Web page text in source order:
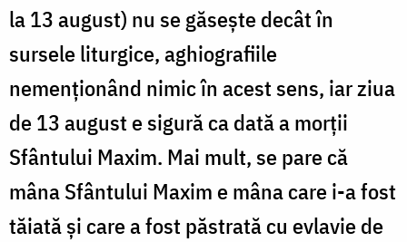
la 13 august) nu se găseşte decât în
sursele liturgice, aghiografiile
nemenţionând nimic în acest sens, iar ziua
de 13 august e sigură ca dată a morţii
Sfântului Maxim. Mai mult, se pare că
mâna Sfântului Maxim e mâna care i-a fost
tăiată şi care a fost păstrată cu evlavie de